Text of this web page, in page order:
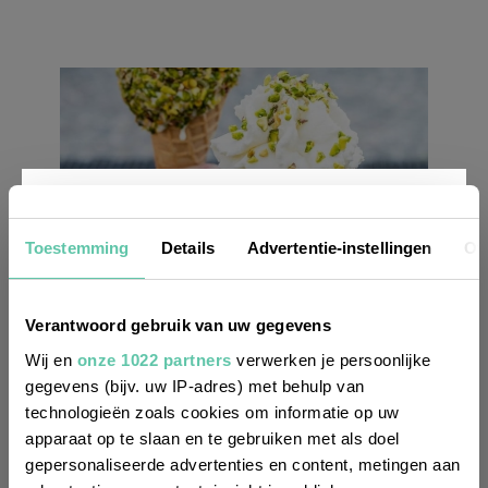
Toestemming Details Advertentie-instellingen
Verantwoord gebruik van uw gegevens
Wij en onze 1022 partners verwerken je persoonlijke
gegevens (bijv. uw IP-adres) met behulp van
technologieën zoals cookies om informatie op uw
apparaat op te slaan en te gebruiken met als doel
gepersonaliseerde advertenties en content, metingen aan
Glace Bachir, 7 rue Tardieu, Paris 18e arron.
Wat kost dat eigenlijk, een ijsje in
Parijs?
Nieuwsbrief
Wil je altijd als eerste op de hoogte zijn
van de laatste nieuwtjes, leuke adressen
en inspirerende tips voor Frankrijk? Meld
je dan aan voor onze 2-wekelijkse
nieuwsbrief. Zo gedaan!